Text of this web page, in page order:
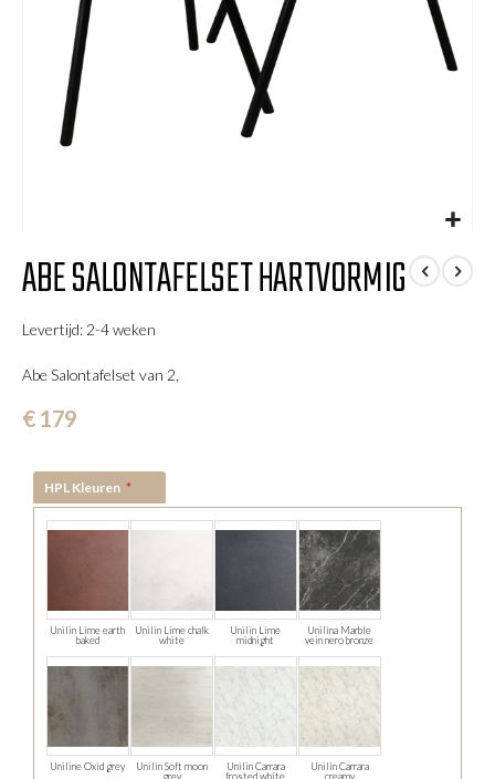
naar
het
van
afbeeldingen-
ABE SALONTAFELSET HARTVORMIG
Levertijd: 2-4 weken
Abe Salontafelset van 2,
€ 179
HPL Kleuren
Unilin Lime earth
baked
Unilin Lime chalk
white
Unilin Lime
midnight
Unilina Marble
vein nero bronze
Uniline Oxid grey
Unilin Soft moon
grey
Unilin Carrara
frosted white
Unilin Carrara
creamy